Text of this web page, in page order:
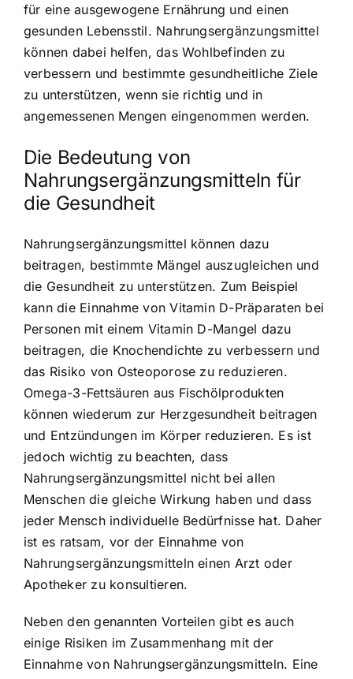
für eine ausgewogene Ernährung und einen
gesunden Lebensstil. Nahrungsergänzungsmittel
können dabei helfen, das Wohlbefinden zu
verbessern und bestimmte gesundheitliche Ziele
zu unterstützen, wenn sie richtig und in
angemessenen Mengen eingenommen werden.
Die Bedeutung von
Nahrungsergänzungsmitteln für
die Gesundheit
Nahrungsergänzungsmittel können dazu
beitragen, bestimmte Mängel auszugleichen und
die Gesundheit zu unterstützen. Zum Beispiel
kann die Einnahme von Vitamin D-Präparaten bei
Personen mit einem Vitamin D-Mangel dazu
beitragen, die Knochendichte zu verbessern und
das Risiko von Osteoporose zu reduzieren.
Omega-3-Fettsäuren aus Fischölprodukten
können wiederum zur Herzgesundheit beitragen
und Entzündungen im Körper reduzieren. Es ist
jedoch wichtig zu beachten, dass
Nahrungsergänzungsmittel nicht bei allen
Menschen die gleiche Wirkung haben und dass
jeder Mensch individuelle Bedürfnisse hat. Daher
ist es ratsam, vor der Einnahme von
Nahrungsergänzungsmitteln einen Arzt oder
Apotheker zu konsultieren.
Neben den genannten Vorteilen gibt es auch
einige Risiken im Zusammenhang mit der
Einnahme von Nahrungsergänzungsmitteln. Eine